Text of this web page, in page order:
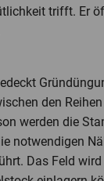
trifft. Er
den
werden die
notwendigen
Das Feld